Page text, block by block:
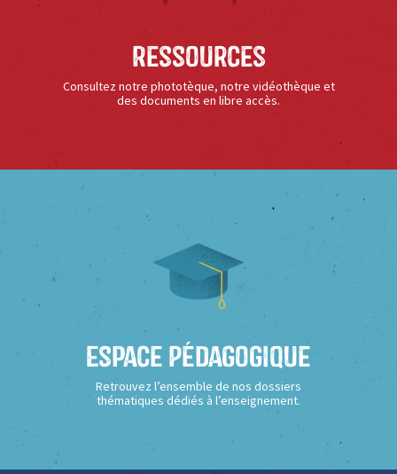
Ressources
Consultez notre phototèque, notre vidéothèque et
des documents en libre accès.
Espace Pédagogique
Retrouvez l’ensemble de nos dossiers
thématiques dédiés à l’enseignement.